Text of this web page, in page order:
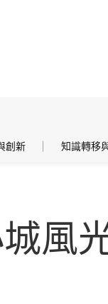
創新 知識轉移
風光